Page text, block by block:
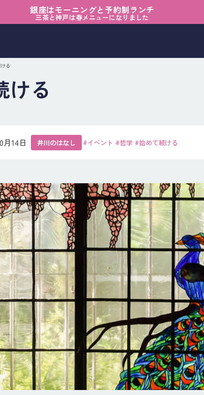
銀座はモーニングと予約制ランチ
三茶と神戸は春メニューになりました
る
ける
月14日 井川のはなし #イベント #哲学 #始めて続ける